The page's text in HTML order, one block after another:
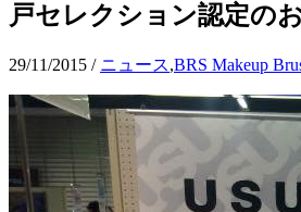
戸セレクション認定の
29/11/2015 / ニュース,BRS Makeup